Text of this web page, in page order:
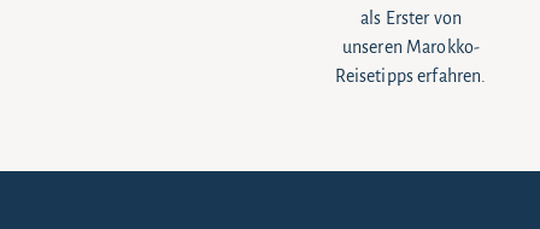
als Erster von
unseren Marokko-
Reisetipps erfahren.